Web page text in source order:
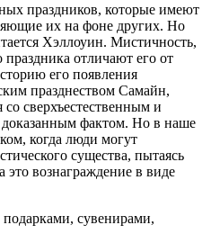
праздников, которые имеют
их на фоне других. Но
Хэллоуин. Мистичность,
праздника отличают его от
его появления
празднеством Самайн,
со сверхъестественным и
доказанным фактом. Но в наше
когда люди могут
существа, пытаясь
это вознаграждение в виде
сувенирами,